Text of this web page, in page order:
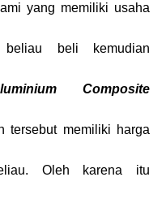
yang memiliki usaha
beli kemudian
Composite
tersebut memiliki harga
Oleh karena itu